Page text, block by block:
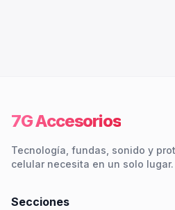
7G Accesorios
Tecnología, fundas, sonido y
celular necesita en un solo lugar.
Secciones